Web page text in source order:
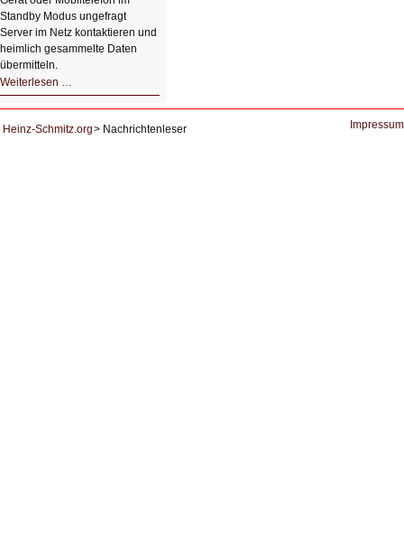
Standby Modus ungefragt
Server im Netz kontaktieren und
heimlich gesammelte Daten
übermitteln.
Weiterlesen …
DNS
Heinz-Schmitz.org
Nachrichtenleser Impressum